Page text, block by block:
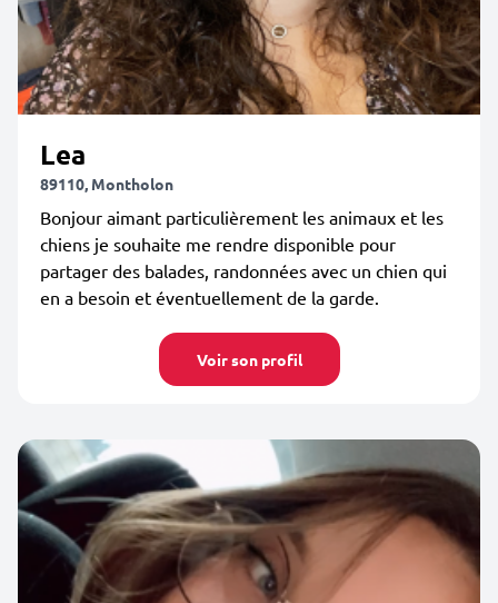
Lea
89110, Montholon
Bonjour aimant particulièrement les animaux et les
chiens je souhaite me rendre disponible pour
partager des balades, randonnées avec un chien qui
en a besoin et éventuellement de la garde.
Voir son profil